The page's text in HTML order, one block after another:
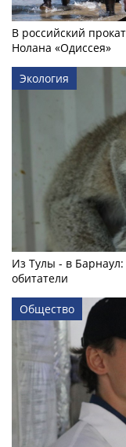
В российский
Нолана «Одиссея»
Экология
Из Тулы - в
обитатели
Общество